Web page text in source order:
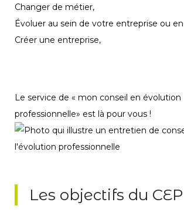
Changer de métier,
Évoluer au sein de votre entreprise ou
Créer une entreprise,
Le service de « mon conseil en évolution
professionnelle» est là pour vous !
Les objectifs du CEP